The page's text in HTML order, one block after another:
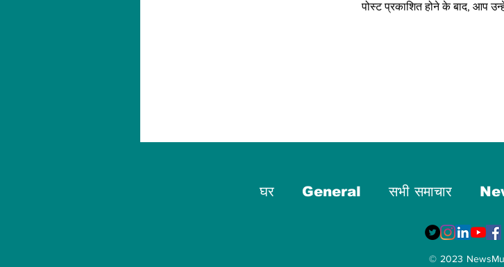
पोस्ट प्रकाशित होने के बाद, आप
घर General सभी समाचार
© 2023